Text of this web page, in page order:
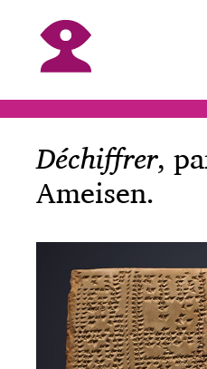
Déchiffrer,
Ameisen.